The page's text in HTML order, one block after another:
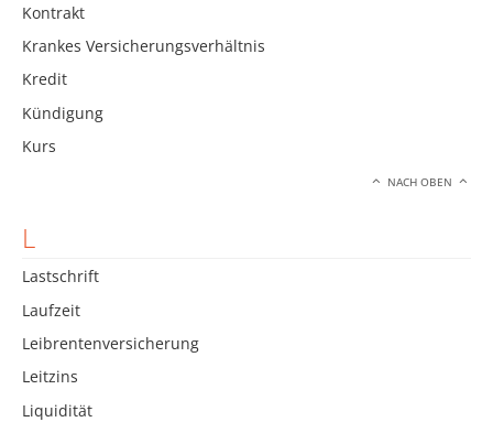
Kontrakt
Krankes Versicherungsverhältnis
Kredit
Kündigung
Kurs
NACH OBEN
L
Lastschrift
Laufzeit
Leibrentenversicherung
Leitzins
Liquidität